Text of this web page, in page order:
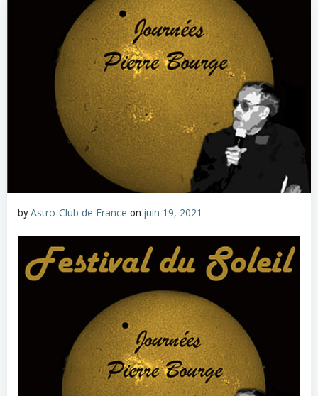
byAstro-Club de France on juin 19, 2021